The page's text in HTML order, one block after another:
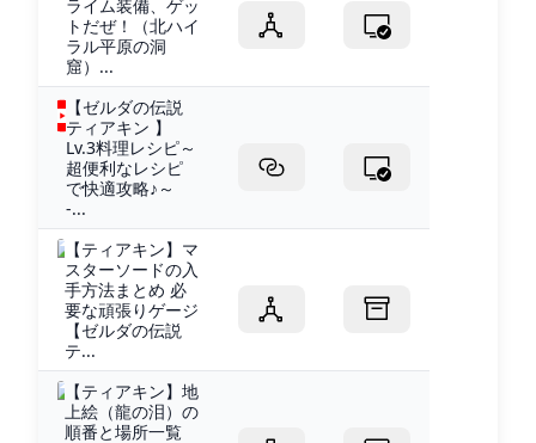
ライム装備、ゲッ
トだぜ！（北ハイ
ラル平原の洞
窟）...
【ゼルダの伝説
ティアキン 】
Lv.3料理レシピ～
超便利なレシピ
で快適攻略♪～
-...
【ティアキン】マ
スターソードの入
手方法まとめ 必
要な頑張りゲージ
【ゼルダの伝説
テ...
【ティアキン】地
上絵（龍の泪）の
順番と場所一覧